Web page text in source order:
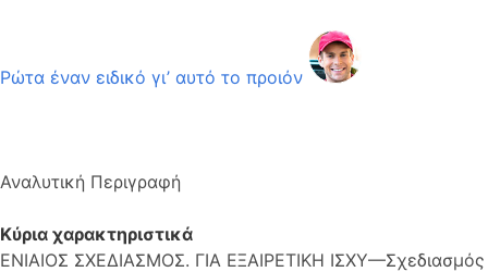
Ρώτα έναν ειδικό γι’ αυτό το προιόν
Αναλυτική Περιγραφή
Κύρια χαρακτηριστικά
ΕΝΙΑΙΟΣ ΣΧΕΔΙΑΣΜΟΣ. ΓΙΑ ΕΞΑΙΡΕΤΙΚΗ ΙΣΧΥ—Σχεδιασμός